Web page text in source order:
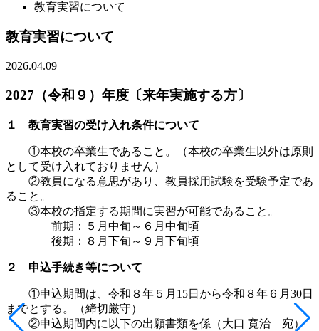
教育実習について
教育実習について
2026.04.09
2027（令和９）年度〔来年実施する方〕
１ 教育実習の受け入れ条件について
①本校の卒業生であること。（本校の卒業生以外は原則
として受け入れておりません）
②教員になる意思があり、教員採用試験を受験予定であ
ること。
③本校の指定する期間に実習が可能であること。
前期：５月中旬～６月中旬頃
後期：８月下旬～９月下旬頃
２ 申込手続き等について
①申込期間は、令和８年５月15日から令和８年６月30日
までとする。（締切厳守）
②申込期間内に以下の出願書類を係（大口 寛治 宛）